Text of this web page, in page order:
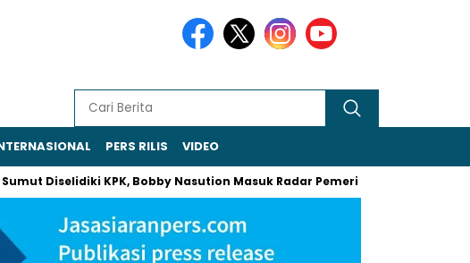
PERS RILIS VIDEO
KPK, Bobby Nasution Masuk Radar Pemeriksaan